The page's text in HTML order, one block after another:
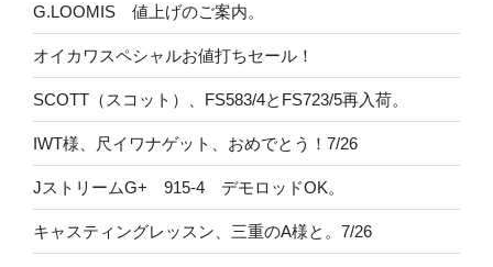
G.LOOMIS 値上げのご案内。
オイカワスペシャルお値打ちセール！
SCOTT（スコット）、FS583/4とFS723/5再入荷。
IWT様、尺イワナゲット、おめでとう！7/26
JストリームG+ 915-4 デモロッドOK。
キャスティングレッスン、三重のA様と。7/26